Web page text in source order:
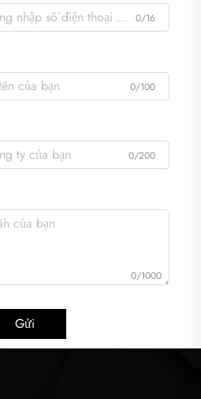
0/16
0/100
0/200
0/1000
Gửi